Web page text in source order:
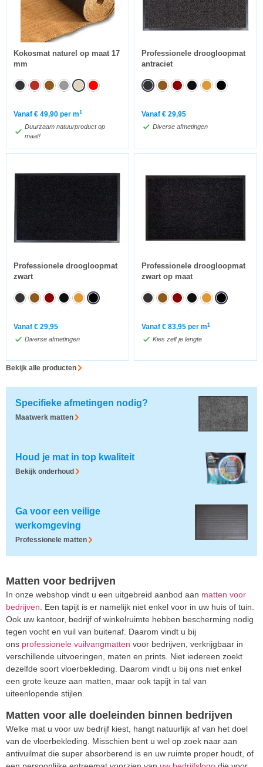
Kokosmat naturel op maat 17
mm
Vanaf € 49,90 per m1
Duurzaam natuurproduct op
maat!
Professionele droogloopmat
antraciet
Vanaf € 29,95
Diverse afmetingen
Professionele droogloopmat
zwart
Vanaf € 29,95
Diverse afmetingen
Professionele droogloopmat
zwart op maat
Vanaf € 83,95 per m1
Kies zelf je lengte
Bekijk alle producten
Specifieke afmetingen nodig?
Maatwerk matten
Houd je mat in top kwaliteit
Bekijk onderhoud
Ga voor een veilige
werkomgeving
Professionele matten
Matten voor bedrijven
In onze webshop vindt u een uitgebreid aanbod aan matten voor
bedrijven . Een tapijt is er namelijk niet enkel voor in uw huis of tuin.
Ook uw kantoor, bedrijf of winkelruimte hebben bescherming nodig
tegen vocht en vuil van buitenaf. Daarom vindt u bij
ons professionele vuilvangmatten voor bedrijven, verkrijgbaar in
verschillende uitvoeringen, maten en prints. Niet iedereen zoekt
dezelfde soort vloerbekleding. Daarom vindt u bij ons niet enkel
een grote keuze aan matten, maar ook tapijt in tal van
uiteenlopende stijlen.
Matten voor alle doeleinden binnen bedrijven
Welke mat u voor uw bedrijf kiest, hangt natuurlijk af van het doel
van de vloerbekleding. Misschien bent u wel op zoek naar aan
antivuilmat die super absorberend is en uw ruimte proper houdt, of